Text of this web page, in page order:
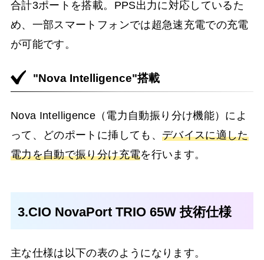
合計3ポートを搭載。PPS出力に対応しているた
め、一部スマートフォンでは超急速充電での充電
が可能です。
"Nova Intelligence"搭載
Nova Intelligence（電力自動振り分け機能）によ
って、どのポートに挿しても、 デバイスに適した
電力を自動で振り分け充電を行います。
3.CIO NovaPort TRIO 65W 技術仕様
主な仕様は以下の表のようになります。